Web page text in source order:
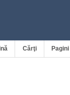
Cărţi Pagini